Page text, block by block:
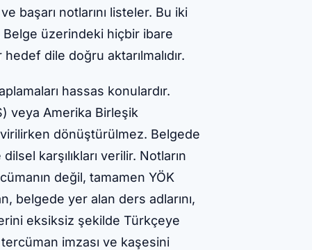
başarı notlarını listeler. Bu iki
Belge üzerindeki hiçbir ibare
dile doğru aktarılmalıdır.
hassas konulardır.
veya Amerika Birleşik
dönüştürülmez. Belgede
karşılıkları verilir. Notların
değil, tamamen YÖK
belgede yer alan ders adlarını,
eksiksiz şekilde Türkçeye
imzası ve kaşesini